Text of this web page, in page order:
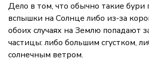
Дело в том, что обычно такие бури
вспышки на Солнце либо из-за
обоих случаях на Землю попадают
частицы: либо большим сгустком,
солнечным ветром.